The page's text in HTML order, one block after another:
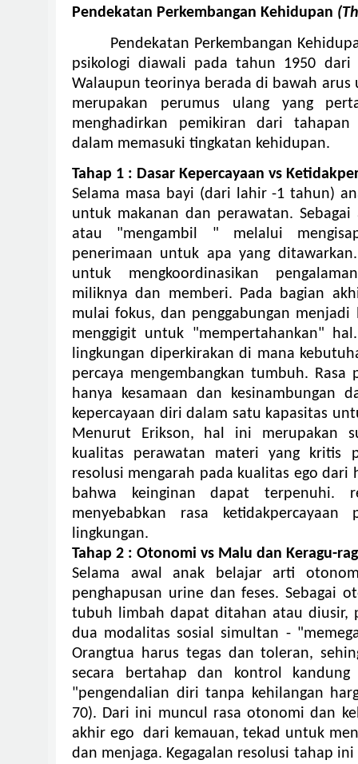
Pendekatan Perkembangan Kehidupan
Pendekatan Perkembangan
psikologi diawali pada tahun 1950 dari
Walaupun teorinya berada di bawah arus
merupakan perumus ulang yang
menghadirkan pemikiran dari tahapan
dalam memasuki tingkatan kehidupan.
Tahap 1 : Dasar Kepercayaan vs
Selama masa bayi (dari lahir -1 tahun)
untuk makanan dan perawatan.
atau "mengambil " melalui
penerimaan untuk apa yang
untuk mengkoordinasikan
miliknya dan memberi. Pada bagian
mulai fokus, dan penggabungan
menggigit untuk "mempertahankan"
lingkungan diperkirakan di mana
percaya mengembangkan tumbuh. Rasa
hanya kesamaan dan kesinambungan
kepercayaan diri dalam satu kapasitas
Menurut Erikson, hal ini merupakan
kualitas perawatan materi yang
resolusi mengarah pada kualitas ego dari
bahwa keinginan dapat terpenuhi.
menyebabkan rasa
lingkungan.
Tahap 2 : Otonomi vs Malu dan Keragu-
Selama awal anak belajar arti
penghapusan urine dan feses.Sebagai
tubuh limbah dapat ditahan atau diusir,
dua modalitas sosial simultan -
Orangtua harus tegas dan toleran,
secara bertahap dan kontrol
"pengendalian diri tanpa kehilangan
70). Dari ini muncul rasa otonomi dan
akhir ego dari kemauan, tekad untuk
dan menjaga. Kegagalan resolusi tahap